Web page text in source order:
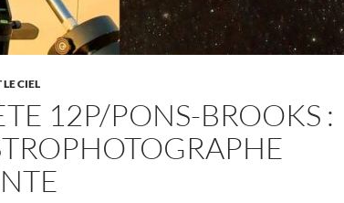
CIEL
12P/PONS-BROOKS :